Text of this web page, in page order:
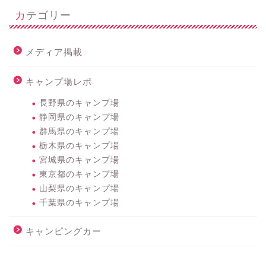
カテゴリー
メディア掲載
キャンプ場レポ
長野県のキャンプ場
静岡県のキャンプ場
群馬県のキャンプ場
栃木県のキャンプ場
宮城県のキャンプ場
東京都のキャンプ場
山梨県のキャンプ場
千葉県のキャンプ場
キャンピングカー